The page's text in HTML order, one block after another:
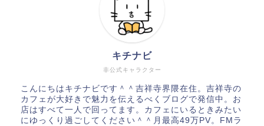
非公式キャラクター
キチナビ
こんにちはキチナビです＾＾吉祥寺界隈在住。吉祥寺の
カフェが大好きで魅力を伝えるべくブログで発信中。お
店はすべて一人で回ってます。カフェにいるときみたい
にゆっくり過ごしてください＾＾月最高49万PV。FMラ